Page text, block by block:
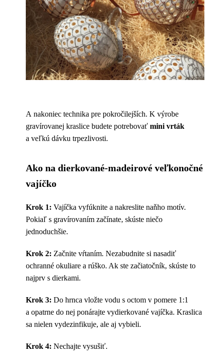
A nakoniec technika pre pokročilejších. K výrobe
gravírovanej kraslice budete potrebovať mini vrták
a veľkú dávku trpezlivosti.
Ako na dierkované-madeirové veľkonočné
vajíčko
Krok 1: Vajíčka vyfúknite a nakreslite naňho motív.
Pokiaľ s gravírovaním začínate, skúste niečo
jednoduchšie.
Krok 2: Začnite vŕtaním. Nezabudnite si nasadiť
ochranné okuliare a rúško. Ak ste začiatočník, skúste to
najprv s dierkami.
Krok 3: Do hrnca vložte vodu s octom v pomere 1:1
a opatrne do nej ponárajte vydierkované vajíčka. Kraslica
sa nielen vydezinfikuje, ale aj vybieli.
Krok 4: Nechajte vysušiť.